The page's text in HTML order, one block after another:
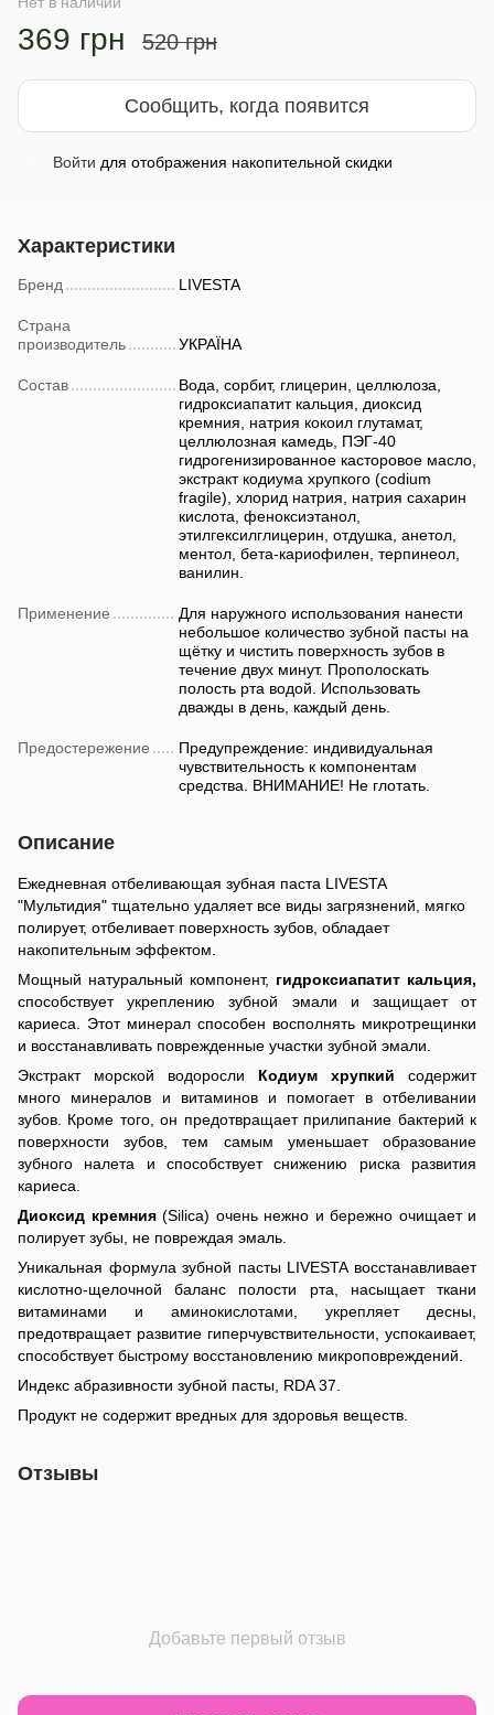
369 грн 520 грн
Сообщить, когда появится
Войти для отображения накопительной скидки
Характеристики
Бренд LIVESTA
Страна
производитель
УКРАЇНА
Состав
Вода, сорбит, глицерин, целлюлоза,
гидроксиапатит кальция, диоксид
кремния, натрия кокоил глутамат,
целлюлозная камедь, ПЭГ-40
гидрогенизированное касторовое масло,
экстракт кодиума хрупкого (codium
fragile), хлорид натрия, натрия сахарин
кислота, феноксиэтанол,
этилгексилглицерин, отдушка, анетол,
ментол, бета-кариофилен, терпинеол,
ванилин.
Применение
Для наружного использования нанести
небольшое количество зубной пасты на
щётку и чистить поверхность зубов в
течение двух минут. Прополоскать
полость рта водой. Использовать
дважды в день, каждый день.
Предостережение
Предупреждение: индивидуальная
чувствительность к компонентам
средства. ВНИМАНИЕ! Не глотать.
Описание
Ежедневная отбеливающая зубная паста LIVESTA
"Мультидия" тщательно удаляет все виды загрязнений, мягко
полирует, отбеливает поверхность зубов, обладает
накопительным эффектом.
Мощный натуральный компонент, гидроксиапатит кальция,
способствует укреплению зубной эмали и защищает от
кариеса. Этот минерал способен восполнять микротрещинки
и восстанавливать поврежденные участки зубной эмали.
Экстракт морской водоросли Кодиум хрупкий содержит
много минералов и витаминов и помогает в отбеливании
зубов. Кроме того, он предотвращает прилипание бактерий к
поверхности зубов, тем самым уменьшает образование
зубного налета и способствует снижению риска развития
кариеса.
Диоксид кремния(Silica) очень нежно и бережно очищает и
полирует зубы, не повреждая эмаль.
Уникальная формула зубной пасты LIVESTA восстанавливает
кислотно-щелочной баланс полости рта, насыщает ткани
витаминами и аминокислотами, укрепляет десны,
предотвращает развитие гиперчувствительности, успокаивает,
способствует быстрому восстановлению микроповреждений.
Индекс абразивности зубной пасты, RDA 37.
Продукт не содержит вредных для здоровья веществ.
Отзывы
Добавьте первый отзыв